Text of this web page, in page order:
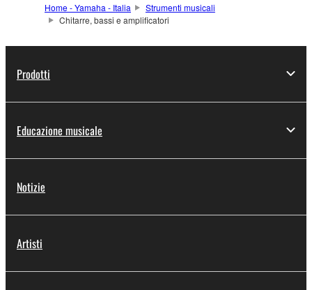
Home - Yamaha - Italia
Strumenti musicali
Chitarre, bassi e amplificatori
Prodotti
Educazione musicale
Notizie
Artisti